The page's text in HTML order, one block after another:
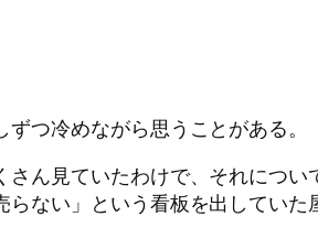
つ冷めながら思うことがある。
ん見ていたわけで、それにつ
ない」という看板を出していた